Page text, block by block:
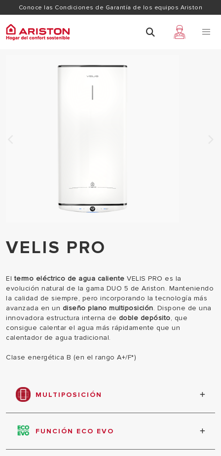
Conoce las Condiciones de Garantía de los equipos Ariston
VELIS PRO
Eltermo eléctrico de agua caliente VELIS PRO es la
evolución natural de la gama DUO 5 de Ariston. Manteniendo
la calidad de siempre, pero incorporando la tecnología más
avanzada en un diseño plano multiposición. Dispone de una
innovadora estructura interna de doble depósito, que
consigue calentar el agua más rápidamente que un
calentador de agua tradicional.
Clase energética B (en el rango A+/F*)
MULTIPOSICIÓN
Preparado para instalación tanto vertical como
horizontal.
FUNCIÓN ECO EVO
Memoriza tus hábitos consumo con la función ECO